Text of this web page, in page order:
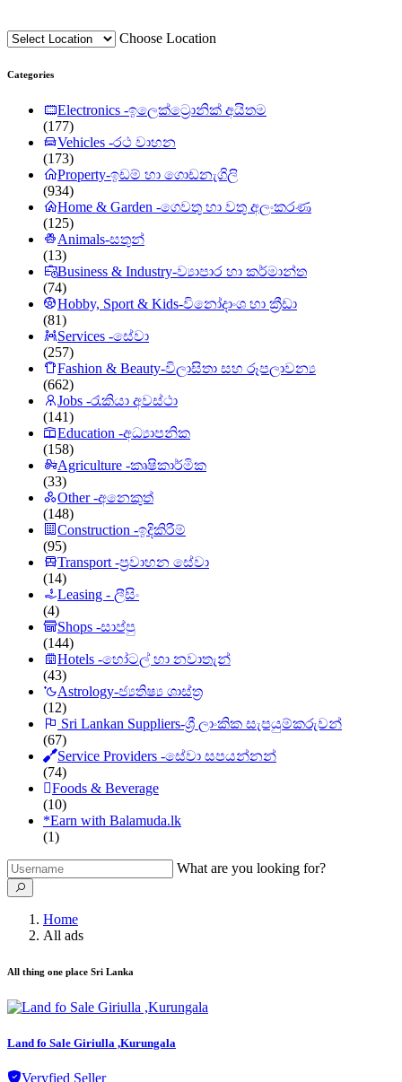
Choose Location
Categories
Electronics -ඉලෙක්ට්‍රොනික් අයිතම
(177)
Vehicles -රථ වාහන
(173)
Property-ඉඩම් හා ගොඩනැගිලි
(934)
Home & Garden -ගෙවතු හා වතු අලංකරණ
(125)
Animals-සතුන්
(13)
Business & Industry-ව්‍යාපාර හා කර්මාන්ත
(74)
Hobby, Sport & Kids-විනෝදාංශ හා ක්‍රීඩා
(81)
Services -සේවා
(257)
Fashion & Beauty-විලාසිතා සහ රූපලාවන්‍ය
(662)
Jobs -රැකියා අවස්ථා
(141)
Education -අධ්‍යාපනික
(158)
Agriculture -කෘෂිකාර්මික
(33)
Other -අනෙකුත්
(148)
Construction -ඉදිකිරීම්
(95)
Transport -ප්‍රවාහන සේවා
(14)
Leasing - ලීසිං
(4)
Shops -සාප්පු
(144)
Hotels -හෝටල් හා නවාතැන්
(43)
Astrology-ජ්‍යතිෂ්‍ය ශාස්ත්‍ර
(12)
Sri Lankan Suppliers-ශ්‍රී ලාංකික සැපයුම්කරුවන්
(67)
Service Providers -සේවා සපයන්නන්
(74)
Foods & Beverage
(10)
*Earn with Balamuda.lk
(1)
What are you looking for?
Home
All ads
All thing one place Sri Lanka
Land fo Sale Giriulla ,Kurungala
Veryfied Seller